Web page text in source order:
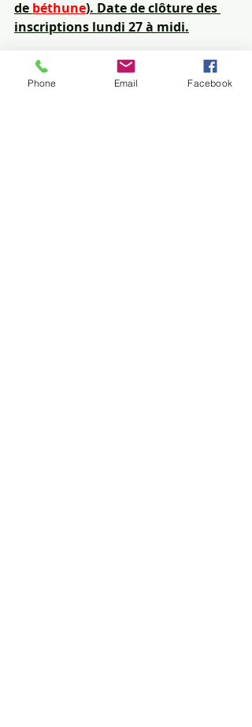
de béthune). Date de clôture des
inscriptions lundi 27 à midi.
Phone Email Facebook